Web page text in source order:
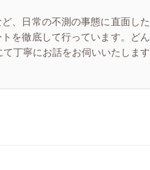
、日常の不測の事態に直面し
を徹底して行っています。ど
丁寧にお話をお伺いいたしま